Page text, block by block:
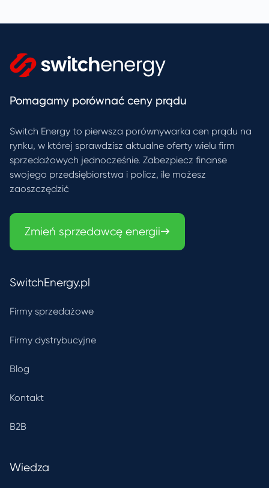
Pomagamy porównać ceny prądu
Switch Energy to pierwsza porównywarka cen prądu na
rynku, w której sprawdzisz aktualne oferty wielu firm
sprzedażowych jednocześnie. Zabezpiecz finanse
swojego przedsiębiorstwa i policz, ile możesz
zaoszczędzić
Zmień sprzedawcę energii
SwitchEnergy.pl
Firmy sprzedażowe
Firmy dystrybucyjne
Blog
Kontakt
B2B
Wiedza